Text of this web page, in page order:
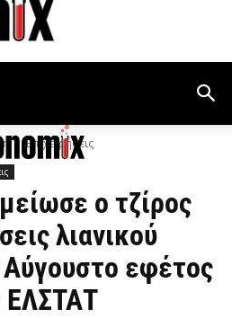
Επιχειρήσεις
ο τζίρος
λιανικού
εφέτος
ΕΛΣΤΑΤ